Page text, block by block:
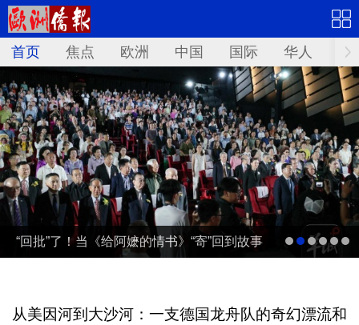
首页 焦点 欧洲 中国 国际 华人 文
“回批”了！当《给阿嬷的情书》“寄”回到故事
从美因河到大沙河：一支德国龙舟队的奇幻漂流和